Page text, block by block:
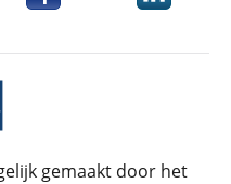
gemaakt door het